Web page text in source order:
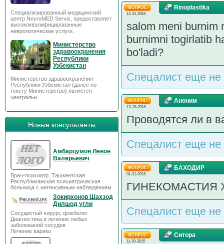
Специализированный медицинский
центр NeyroMED Servis, предоставляет
высококвалифицированные
неврологические услуги.
Министерство
здравоохранения
Республики
Узбекистан
Министерство здравоохранения
Республики Узбекистан (далее по
тексту Министерство) является
центральн
Новые консультанты
Амбарцумов Левон
Валерьевич
Врач-психиатр, Ташкентская
Республиканская психиатрическая
больница с интенсивным наблюдением
Зокирхонов Шахзод
Дилшод угли
Сосудистый хирург, флеболог
Диагностика и лечение любых
заболеваний сосудов
Лечение варико
12-31-2016
Rinoplastika
salom meni burnim
burnimni togirlatib
bo'ladi?
Спецалист еще не
12-19-2016
Аноним
Проводятся ли в
Спецалист еще не
01-31-2016
БАХОДИР
ГИНЕКОМАСТИЯ
Спецалист еще не
11-20-2015
Ситора